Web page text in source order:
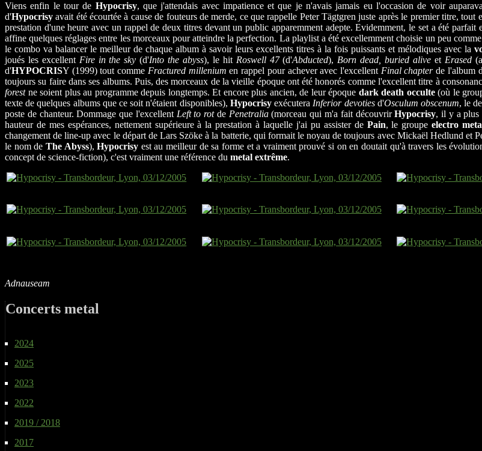
Viens enfin le tour de Hypocrisy, que j'attendais avec impatience et que je n'avais jamais eu l'occasion de voir
d'Hypocrisy avait été écourtée à cause de fouteurs de merde, ce que rappelle Peter Tägtgren juste après le premier titre,
prestation d'une heure avec un rappel de deux titres devant un public apparemment adepte. Evidemment, le set a été
affine quelques réglages entre les morceaux pour atteindre la perfection. La playlist a été excellemment choisie un peu
le combo va balancer le meilleur de chaque album à savoir leurs excellents titres à la fois puissants et mélodiques avec la
joués les excellent Fire in the sky (d'Into the abyss), le hit Roswell 47(d'Abducted), Born dead, buried alive et Erased
d'HYPOCRISY (1999) tout comme Fractured millenium en rappel pour achever avec l'excellent Final chapterde l'album
toujours su faire dans ses albums. Puis, des morceaux de la vieille époque ont été honorés comme l'excellent titre à
forestne soient plus au programme depuis longtemps. Et encore plus ancien, de leur époque dark death occulte(où le
texte de quelques albums que ce soit n'étaient disponibles), Hypocrisyexécutera Inferior devotiesd'Osculum obscenum, le
poste de chanteur. Dommage que l'excellent Left to rotde Penetralia(morceau qui m'a fait découvrirHypocrisy, il y a plus
hauteur de mes espérances, nettement supérieure à la prestation à laquelle j'ai pu assister de Pain, le groupeelectro
changement de line-up avec le départ de Lars Szöke à la batterie, qui formait le noyau de toujours avec Mickaël Hedlund et
le nom de The Abyss),Hypocrisy est au meilleur de sa forme et a vraiment prouvé si on en doutait qu'à travers les
concept de science-fiction), c'est vraiment une référence du metal extrême.
Adnauseam
Concerts metal
2024
2025
2023
2022
2019 / 2018
2017